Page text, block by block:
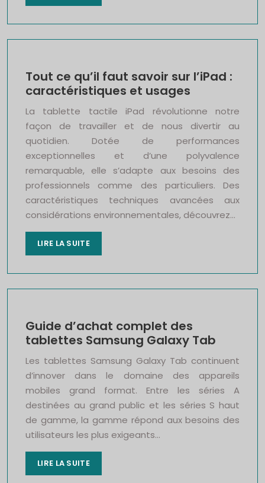
Tout ce qu’il faut savoir sur l’iPad :
caractéristiques et usages
La tablette tactile iPad révolutionne notre
façon de travailler et de nous divertir au
quotidien. Dotée de performances
exceptionnelles et d’une polyvalence
remarquable, elle s’adapte aux besoins des
professionnels comme des particuliers. Des
caractéristiques techniques avancées aux
considérations environnementales, découvrez…
LIRE LA SUITE
Guide d’achat complet des
tablettes Samsung Galaxy Tab
Les tablettes Samsung Galaxy Tab continuent
d’innover dans le domaine des appareils
mobiles grand format. Entre les séries A
destinées au grand public et les séries S haut
de gamme, la gamme répond aux besoins des
utilisateurs les plus exigeants…
LIRE LA SUITE